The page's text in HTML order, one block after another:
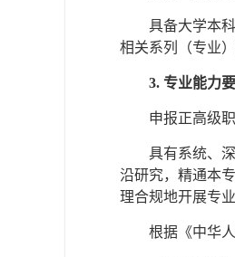
具备大学本
相关系列（专业
3. 专业能力
申报正高级
具有系统、
沿研究，精通本
理合规地开展专业
根据《中华